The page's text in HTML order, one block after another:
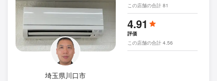
埼玉県川口市
この店舗の合計 81
4.91
評価
この店舗の合計 4.56